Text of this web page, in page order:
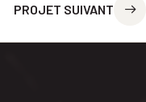
PROJET SUIVANT